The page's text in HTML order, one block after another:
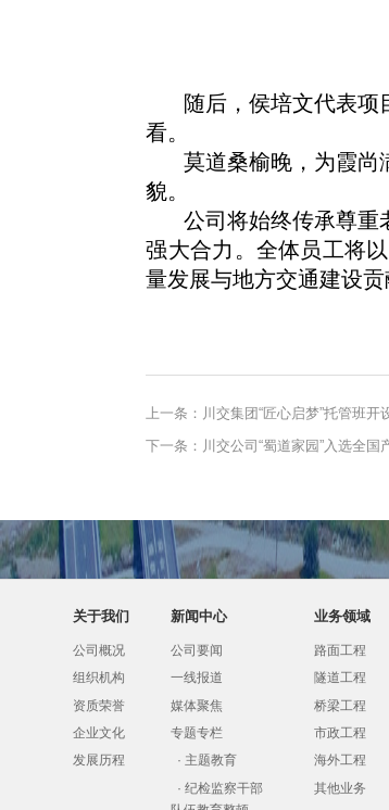
随后，侯培文代表
看。
莫道桑榆晚，为霞尚
貌。
公司将始终传承尊重
强大合力。全体员工将
量发展与地方交通建设贡
上一条： 川交集团“匠心启梦”托管班开
下一条： 川交公司“蜀道家园”入选全国
关于我们
公司概况
组织机构
资质荣誉
企业文化
发展历程
新闻中心
公司要闻
一线报道
媒体聚焦
专题专栏
· 主题教育
· 纪检监察干部
业务领域
路面工程
隧道工程
桥梁工程
市政工程
海外工程
其他业务